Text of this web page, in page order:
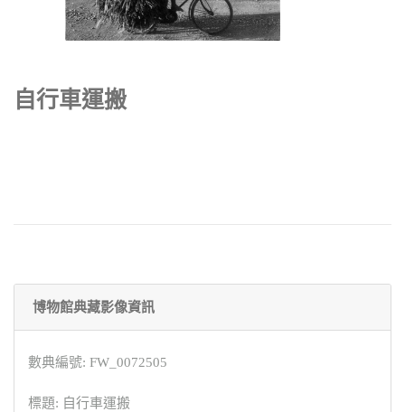
自行車運搬
博物館典藏影像資訊
數典編號: FW_0072505
標題: 自行車運搬